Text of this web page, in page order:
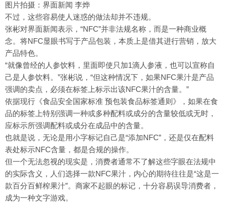
图片拍摄：界面新闻 李烨
不过，这些容易使人迷惑的做法却并不违规。
张彬对界面新闻表示，“NFC”并非法规名称，而是一种商业概
念。将NFC显眼书写于产品包装，本质上是借其进行营销，放大
产品特色。
“就像曾经的人参饮料，里面即使只加1滴人参液，也可以宣称自
己是人参饮料。”张彬说，“但这种情况下，如果NFC果汁是产品
强调的卖点，必须在标签上标示出该NFC果汁的含量。”
依据现行《食品安全国家标准 预包装食品标签通则》，如果在食
品的标签上特别强调一种或多种配料或成分的含量较低或无时，
应标示所强调配料或成分在成品中的含量。
也就是说，无论是用小字标记自己是“添加NFC”，还是仅在配料
表处标示NFC含量，都是合规的操作。
但一个无法忽视的现实是，消费者通常不了解这些字眼在法规中
的实际含义，人们选择一款NFC果汁，内心的期待往往是“这是一
款百分百鲜榨果汁”。商家不起眼的标记，十分容易误导消费者，
成为一种文字游戏。